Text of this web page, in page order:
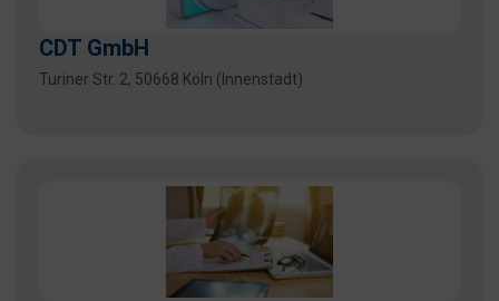
CDT GmbH
Turiner Str. 2, 50668 Köln (Innenstadt)